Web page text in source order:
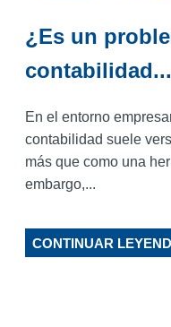
¿Es un
contabilidad...
En el entorno
contabilidad suele
más que como una
embargo,...
CONTINUAR